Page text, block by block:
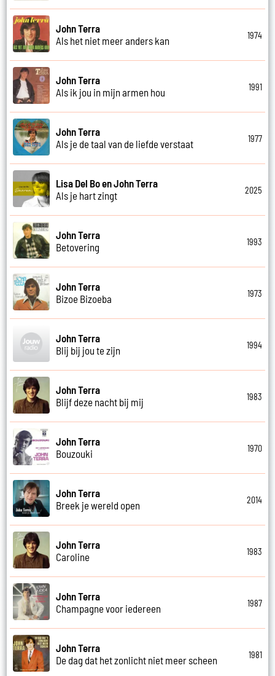
John Terra
Als het niet meer anders kan
1974
John Terra
Als ik jou in mijn armen hou
1991
John Terra
Als je de taal van de liefde verstaat
1977
Lisa Del Bo en John Terra
Als je hart zingt
2025
John Terra
Betovering
1993
John Terra
Bizoe Bizoeba
1973
John Terra
Blij bij jou te zijn
1994
John Terra
Blijf deze nacht bij mij
1983
John Terra
Bouzouki
1970
John Terra
Breek je wereld open
2014
John Terra
Caroline
1983
John Terra
Champagne voor iedereen
1987
John Terra
De dag dat het zonlicht niet meer scheen
1981